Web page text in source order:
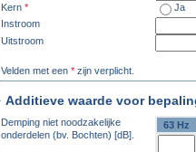
Kern * Ja
Instroom
Uitstroom
Velden met een * zijn verplicht.
Additieve waarde voor
Demping niet noodzakelijke
onderdelen (bv. Bochten) [dB].
63 Hz